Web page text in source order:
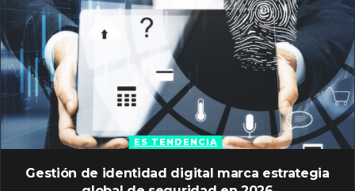
ES TENDENCIA
Gestión de identidad digital marca estrategia